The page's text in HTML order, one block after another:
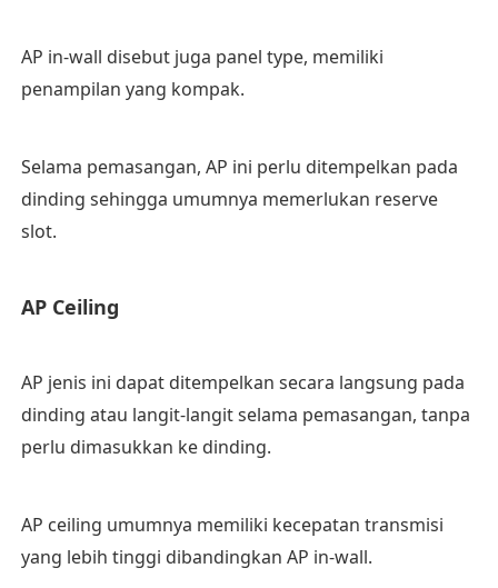
AP in-wall disebut juga panel type, memiliki
penampilan yang kompak.
Selama pemasangan, AP ini perlu ditempelkan pada
dinding sehingga umumnya memerlukan reserve
slot.
AP Ceiling
AP jenis ini dapat ditempelkan secara langsung pada
dinding atau langit-langit selama pemasangan, tanpa
perlu dimasukkan ke dinding.
AP ceiling umumnya memiliki kecepatan transmisi
yang lebih tinggi dibandingkan AP in-wall.